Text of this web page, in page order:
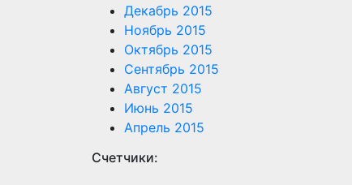
Декабрь 2015
Ноябрь 2015
Октябрь 2015
Сентябрь 2015
Август 2015
Июнь 2015
Апрель 2015
Счетчики: